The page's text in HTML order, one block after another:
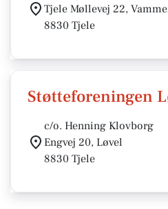
Tjele Møllevej 22,
8830 Tjele
Støtteforeningen
c/o. Henning Klovborg
Engvej 20, Løvel
8830 Tjele